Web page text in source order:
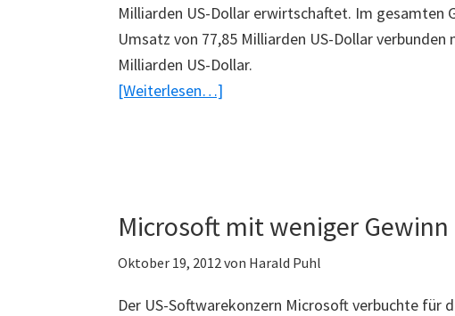
Milliarden US-Dollar erwirtschaftet. Im gesamten
Umsatz von 77,85 Milliarden US-Dollar
Milliarden US-Dollar.
[Weiterlesen…]
Microsoft mit weniger Gewinn
Oktober 19, 2012von Harald Puhl
Der US-Softwarekonzern Microsoft verbuchte für